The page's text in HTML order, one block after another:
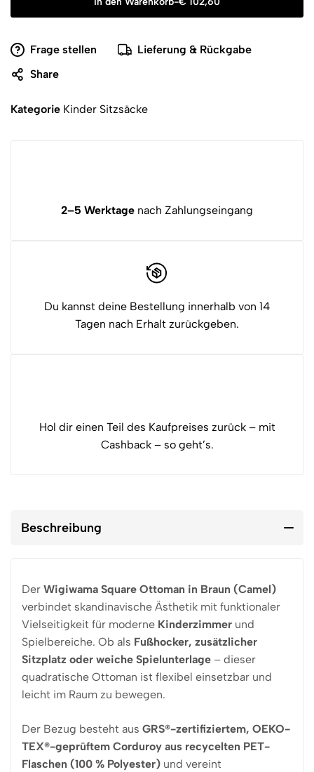
Frage stellen
Lieferung & Rückgabe
Share
Kategorie Kinder Sitzsäcke
2–5 Werktage nach Zahlungseingang
Du kannst deine Bestellung innerhalb von 14
Tagen nach Erhalt zurückgeben.
Hol dir einen Teil des Kaufpreises zurück – mit
Cashback – so geht’s.
Beschreibung
Der Wigiwama Square Ottoman in Braun (Camel)
verbindet skandinavische Ästhetik mit funktionaler
Vielseitigkeit für moderne Kinderzimmer und
Spielbereiche. Ob als Fußhocker, zusätzlicher
Sitzplatz oder weiche Spielunterlage – dieser
quadratische Ottoman ist flexibel einsetzbar und
leicht im Raum zu bewegen.
Der Bezug besteht aus GRS®-zertifiziertem, OEKO-
TEX®-geprüftem Corduroy aus recycelten PET-
Flaschen (100 % Polyester) und vereint